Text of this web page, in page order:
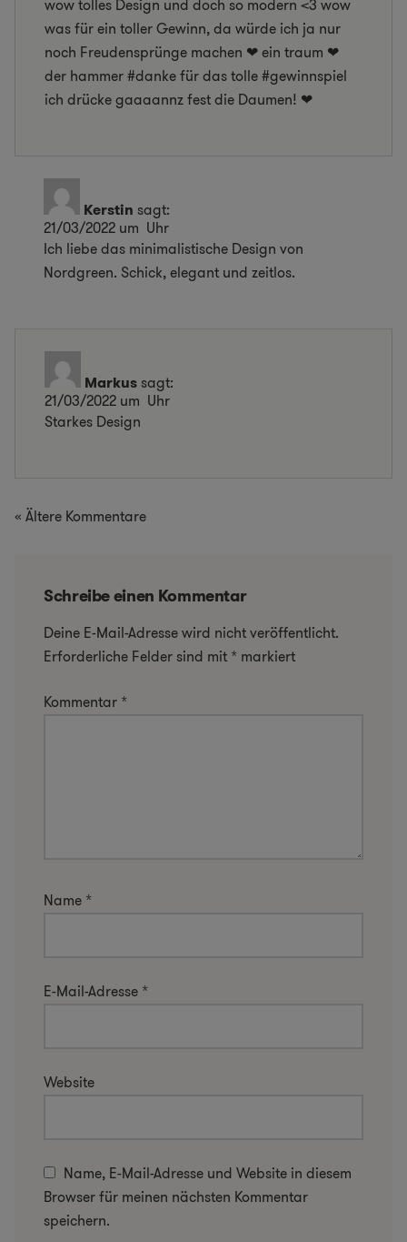
wow tolles Design und doch so modern <3 wow
was für ein toller Gewinn, da würde ich ja nur
noch Freudensprünge machen ❤ ein traum ❤
der hammer #danke für das tolle #gewinnspiel
ich drücke gaaaannz fest die Daumen! ❤
Kerstin sagt:
21/03/2022 um Uhr
Ich liebe das minimalistische Design von
Nordgreen. Schick, elegant und zeitlos.
Markussagt:
21/03/2022 um Uhr
Starkes Design
« Ältere Kommentare
Schreibe einen Kommentar
Deine E-Mail-Adresse wird nicht veröffentlicht.
Erforderliche Felder sind mit * markiert
Kommentar *
Name *
E-Mail-Adresse *
Website
Name, E-Mail-Adresse und Website in diesem
Browser für meinen nächsten Kommentar
speichern.